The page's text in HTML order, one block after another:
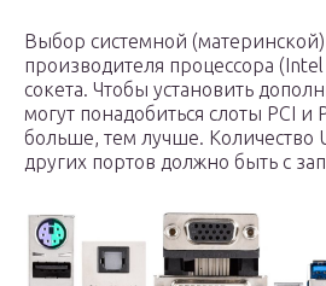
Выбор системной (материнской)
производителя процессора
сокета. Чтобы установить
могут понадобиться слоты PCI и
больше, тем лучше. Количество
других портов должно быть с